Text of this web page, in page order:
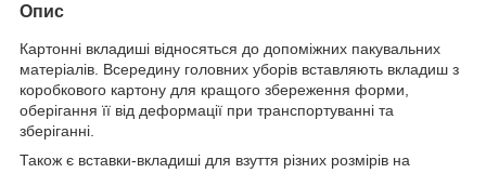
Опис
Картонні вкладиші відносяться до допоміжних пакувальних
матеріалів. Всередину головних уборів вставляють вкладиш з
коробкового картону для кращого збереження форми,
оберігання її від деформації при транспортуванні та
зберіганні.
Також є вставки-вкладиші для взуття різних розмірів на